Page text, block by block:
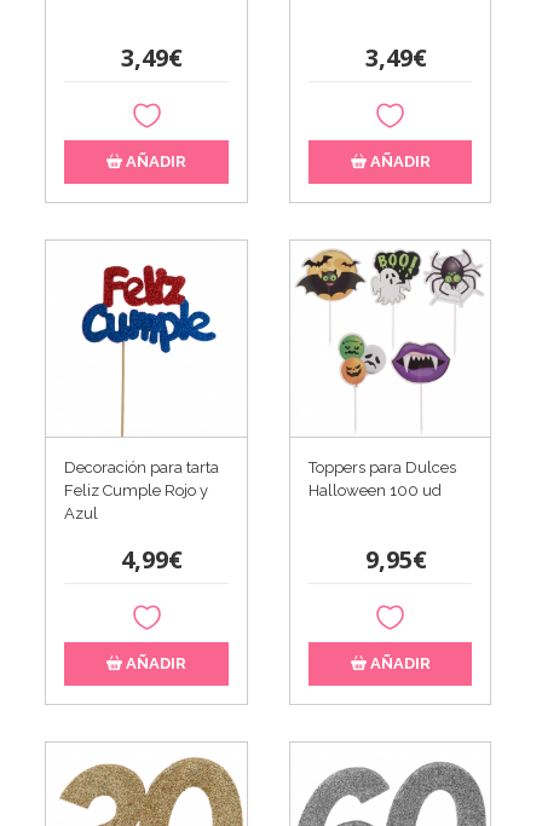
3,49€
AÑADIR
3,49€
AÑADIR
Decoración para tarta
Feliz Cumple Rojo y
Azul
4,99€
AÑADIR
Toppers para Dulces
Halloween 100 ud
9,95€
AÑADIR